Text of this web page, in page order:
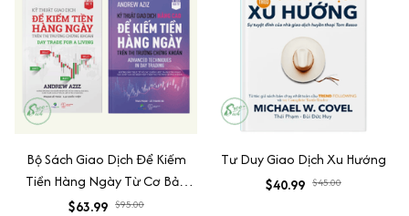
Bộ Sách Giao Dịch Để Kiếm
Tiền Hàng Ngày Từ Cơ Bản
Đến Nâng Cao: Kỹ Thuật Giao
$63.99 $95.00
Tư Duy Giao Dịch Xu Hướng
$40.99 $45.00